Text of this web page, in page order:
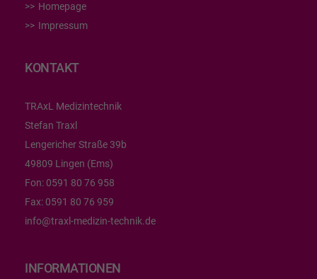
Homepage
Impressum
KONTAKT
TRAxL Medizintechnik
Stefan Traxl
Lengericher Straße 39b
49809 Lingen (Ems)
Fon: 0591 80 76 958
Fax: 0591 80 76 959
info@traxl-medizin-technik.de
INFORMATIONEN